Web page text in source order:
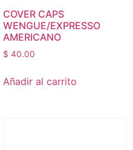
COVER CAPS
WENGUE/EXPRESSO
AMERICANO
$ 40.00
Añadir al carrito